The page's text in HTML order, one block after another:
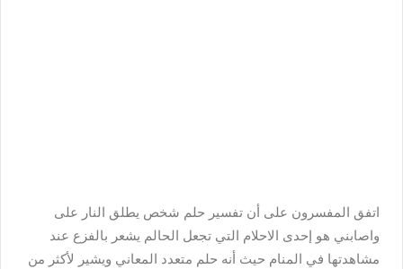
اتفق المفسرون على أن تفسير حلم شخص يطلق النار على
واصابني هو إحدى الاحلام التي تجعل الحالم يشعر بالفزع عند
مشاهدتها في المنام حيث أنه حلم متعدد المعاني ويشير لأكثر من